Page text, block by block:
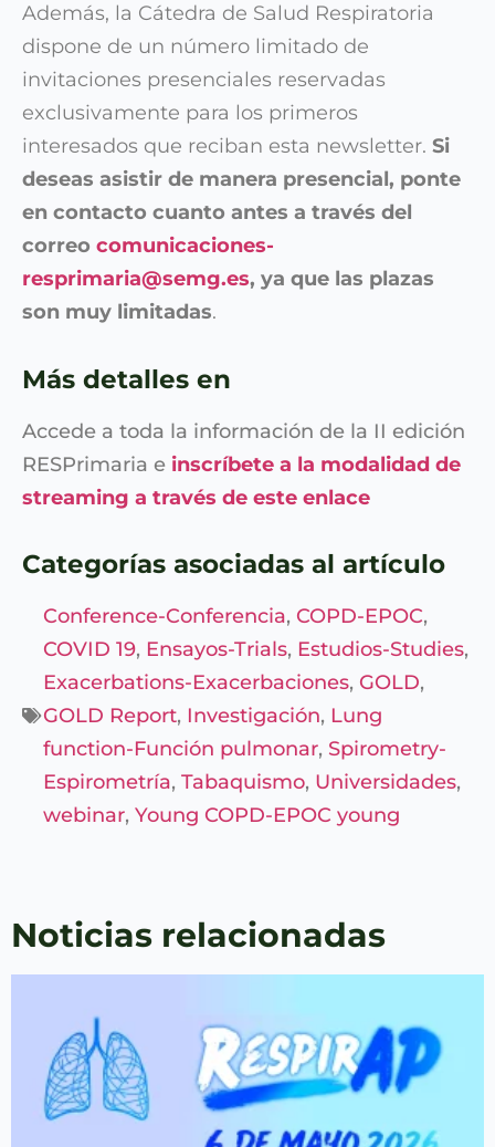
Además, la Cátedra de Salud Respiratoria
dispone de un número limitado de
invitaciones presenciales reservadas
exclusivamente para los primeros
interesados que reciban esta newsletter. Si
deseas asistir de manera presencial, ponte
en contacto cuanto antes a través del
correo comunicaciones-
resprimaria@semg.es, ya que las plazas
son muy limitadas.
Más detalles en
Accede a toda la información de la II edición
RESPrimaria e inscríbete a la modalidad de
streaming a través de este enlace
Categorías asociadas al artículo
Conference-Conferencia, COPD-EPOC,
COVID 19, Ensayos-Trials, Estudios-Studies,
Exacerbations-Exacerbaciones, GOLD,
GOLD Report, Investigación, Lung
function-Función pulmonar, Spirometry-
Espirometría, Tabaquismo, Universidades,
webinar, Young COPD-EPOC young
Noticias relacionadas